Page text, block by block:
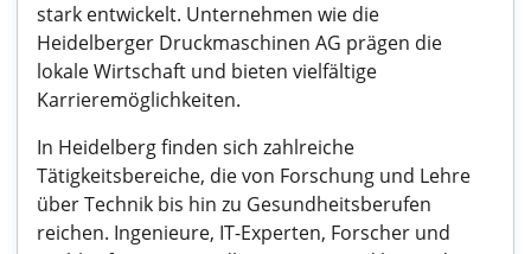
stark entwickelt. Unternehmen wie die
Heidelberger Druckmaschinen AG prägen die
lokale Wirtschaft und bieten vielfältige
Karrieremöglichkeiten.
In Heidelberg finden sich zahlreiche
Tätigkeitsbereiche, die von Forschung und Lehre
über Technik bis hin zu Gesundheitsberufen
reichen. Ingenieure, IT-Experten, Forscher und